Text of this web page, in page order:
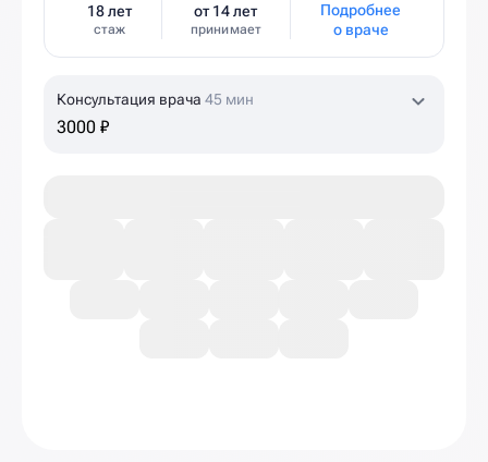
18 лет
стаж
от 14 лет
принимает
Подробнее
о враче
Консультация врача 45 мин
3000 ₽